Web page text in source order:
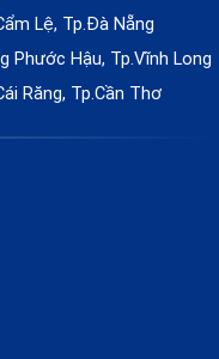
Lệ, Tp.Đà Nẵng
Phước Hậu, Tp.Vĩnh Long
Răng, Tp.Cần Thơ